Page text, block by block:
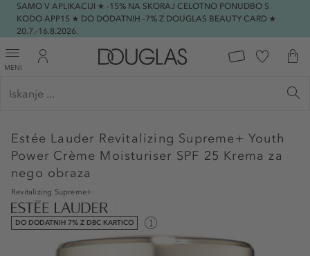
SAMO V APLIKACIJI ★ -15% NA SKORAJ CELOTNO PONUDBO S
KODO APP15 ★ DO DODATNIH -7% Z DOUGLAS BEAUTY CARD ★
20.7.-16.8.2026.
MENI
Estée Lauder Revitalizing Supreme+ Youth
Power Crème Moisturiser SPF 25 Krema za
nego obraza
Revitalizing Supreme+
DO DODATNIH 7% Z DBC KARTICO